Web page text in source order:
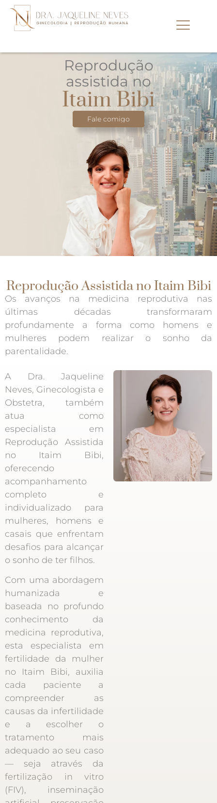
Reprodução
assistida no
Itaim Bibi
Fale comigo
Reprodução Assistida no Itaim Bibi
Os avanços na medicina reprodutiva nas
últimas décadas transformaram
profundamente a forma como homens e
mulheres podem realizar o sonho da
parentalidade.
A Dra. Jaqueline
Neves, Ginecologista e
Obstetra, também
atua como
especialista em
Reprodução Assistida
no Itaim Bibi,
oferecendo
acompanhamento
completo e
individualizado para
mulheres, homens e
casais que enfrentam
desafios para alcançar
o sonho de ter filhos.
Com uma abordagem
humanizada e
baseada no profundo
conhecimento da
medicina reprodutiva,
esta especialista em
fertilidade da mulher
no Itaim Bibi, auxilia
cada paciente a
compreender as
causas da infertilidade
e a escolher o
tratamento mais
adequado ao seu caso
— seja através da
fertilização in vitro
(FIV), inseminação